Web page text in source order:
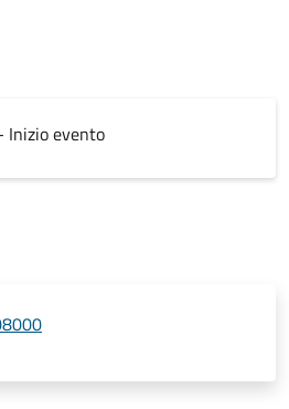
Inizio evento